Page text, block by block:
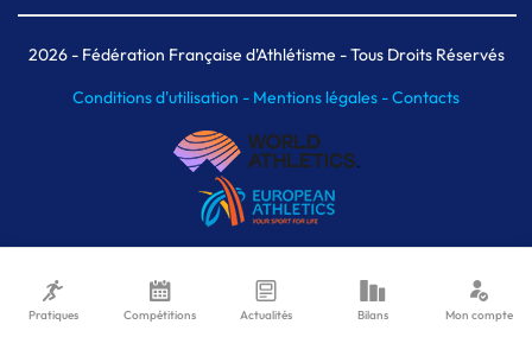
Meeting de Paris indoor
MAIF Ekiden de Paris
2026- Fédération Française d'Athlétisme - Tous Droits Réservés
Conditions d'utilisation - Mentions légales -Contacts
Pratiques Compétitions Actualités Bilans Mon compte